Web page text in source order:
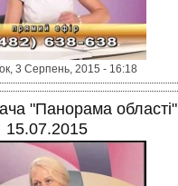
3 Серпень, 2015 - 16:18
"Панорама області"
15.07.2015